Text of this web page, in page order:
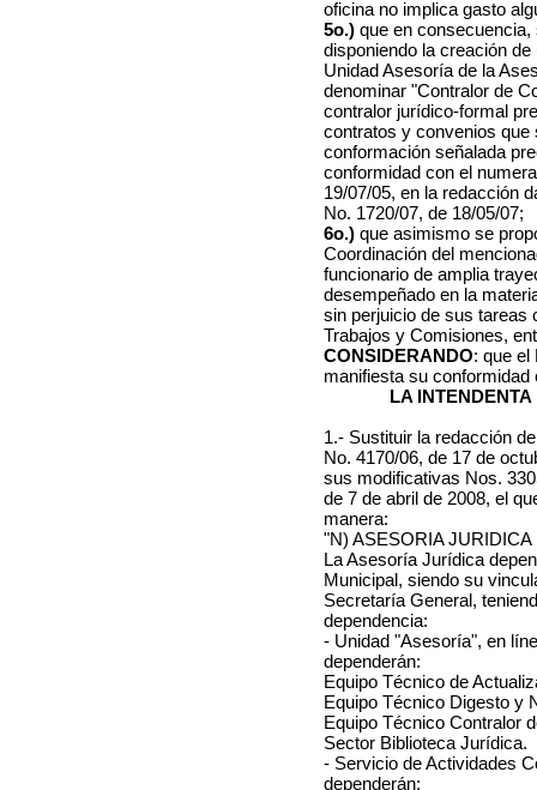
oficina no implica gasto
5o.) que en
disponiendo la creación
Unidad Asesoría de la
denominar "Contralor de
contralor jurídico-formal
contratos y convenios que
conformación señalada
conformidad con el
19/07/05, en la redacción
No. 1720/07, de 18/05/07;
6o.) que asimismo se
Coordinación del
funcionario de amplia
desempeñado en la
sin perjuicio de sus tareas
Trabajos y Comisiones,
CONSIDERANDO: que el
manifiesta su conformidad
LA
1.- Sustituir la redacción
No. 4170/06, de 17 de
sus modificativas Nos.
de 7 de abril de 2008, el
manera:
"N) ASESORIA JURIDICA
La Asesoría Jurídica
Municipal, siendo su
Secretaría General,
dependencia:
- Unidad "Asesoría", en
dependerán:
Equipo Técnico de
Equipo Técnico Digesto y
Equipo Técnico Contralor
Sector Biblioteca Jurídica.
- Servicio de Actividades
dependerán: